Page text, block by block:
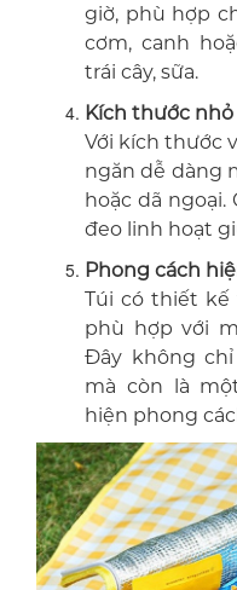
giờ, phù hợp
cơm, canh
trái cây, sữa.
Kích thước
Với kích thước
ngăn dễ dàng
hoặc dã ngoại.
đeo linh hoạt
Phong cách
Túi có thiết kế
phù hợp với
Đây không
mà còn là
hiện phong